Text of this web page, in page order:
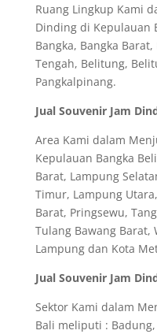
Ruang Lingkup Kami
Dinding di Kepulauan
Bangka, Bangka
Tengah, Belitung,
Pangkalpinang.
Jual Souvenir Jam
Area Kami dalam
Kepulauan Bangka
Barat, Lampung
Timur, Lampung
Barat, Pringsewu,
Tulang Bawang Barat,
Lampung dan Kota
Jual Souvenir Jam
Sektor Kami dalam
Bali meliputi :